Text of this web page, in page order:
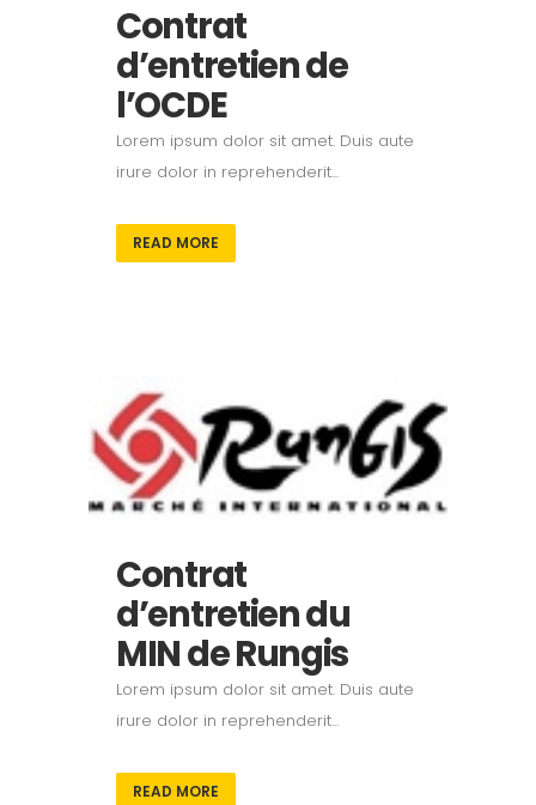
Contrat
d’entretien de
l’OCDE
Lorem ipsum dolor sit amet. Duis aute
irure dolor in reprehenderit...
READ MORE
Contrat
d’entretien du
MIN de Rungis
Lorem ipsum dolor sit amet. Duis aute
irure dolor in reprehenderit...
READ MORE